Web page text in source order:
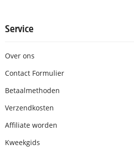
Service
Over ons
Contact Formulier
Betaalmethoden
Verzendkosten
Affiliate worden
Kweekgids